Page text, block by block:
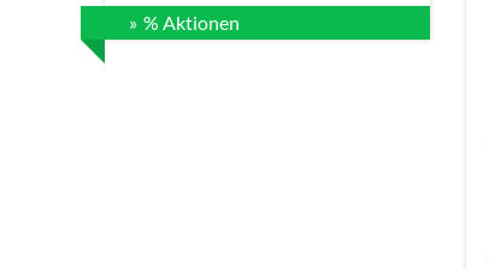
% Aktionen